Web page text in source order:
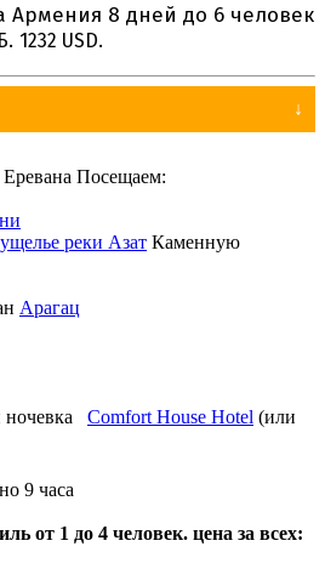
Армения 8 дней до 6 человек
1232 USD.
Посещаем:
ущелье реки Азат Каменную
Арагац
ночевка Comfort House Hotel (или
9 часа